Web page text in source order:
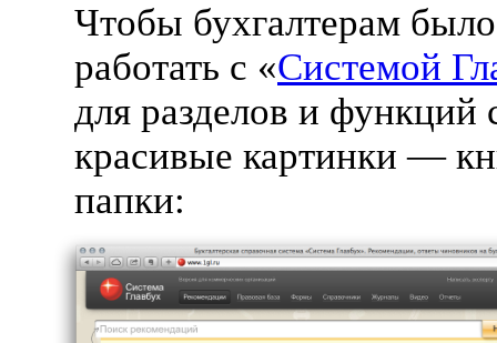
Чтобы бухгалтерам
работать с «Системой
для разделов и функций
красивые картинки —
папки: